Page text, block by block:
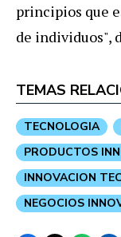
principios que
de individuos",
TEMAS
TECNOLOGIA
PRODUCTOS
INNOVACION
NEGOCIOS